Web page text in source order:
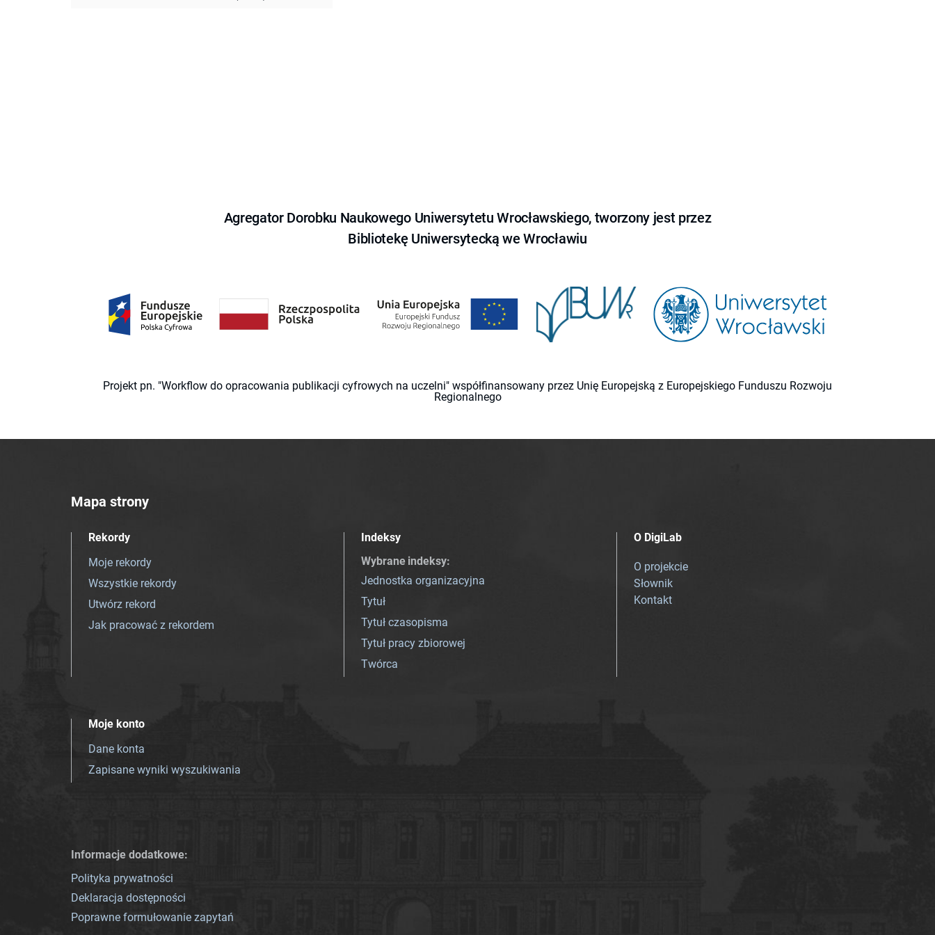
Agregator Dorobku Naukowego Uniwersytetu Wrocławskiego, tworzony jest przez
Bibliotekę Uniwersytecką we Wrocławiu
Projekt pn. "Workflow do opracowania publikacji cyfrowych na uczelni" współfinansowany przez Unię Europejską z Europejskiego Funduszu Rozwoju
Regionalnego
Mapa strony
Rekordy
Moje rekordy
Wszystkie rekordy
Utwórz rekord
Jak pracować z rekordem
Indeksy
Wybrane indeksy:
Jednostka organizacyjna
Tytuł
Tytuł czasopisma
Tytuł pracy zbiorowej
Twórca
O DigiLab
O projekcie
Słownik
Kontakt
Moje konto
Dane konta
Zapisane wyniki wyszukiwania
Informacje dodatkowe:
Polityka prywatności
Deklaracja dostępności
Poprawne formułowanie zapytań